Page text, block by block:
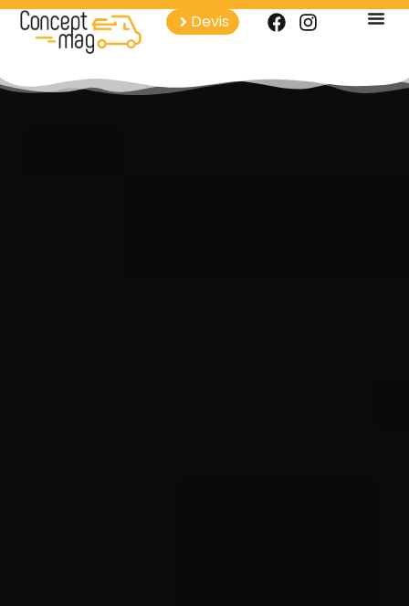
Devis